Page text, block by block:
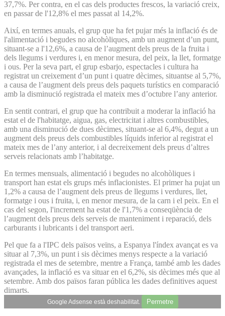
37,7%. Per contra, en el cas dels productes frescos, la variació creix,
en passar de l'12,8% el mes passat al 14,2%.
Així, en termes anuals, el grup que ha fet pujar més la inflació és de
l'alimentació i begudes no alcohòliques, amb un augment d’un punt,
situant-se a l'12,6%, a causa de l’augment dels preus de la fruita i
dels llegums i verdures i, en menor mesura, del peix, la llet, formatge
i ous. Per la seva part, el grup esbarjo, espectacles i cultura ha
registrat un creixement d’un punt i quatre dècimes, situantse al 5,7%,
a causa de l’augment dels preus dels paquets turístics en comparació
amb la disminució registrada el mateix mes d’octubre l’any anterior.
En sentit contrari, el grup que ha contribuit a moderar la inflació ha
estat el de l'habitatge, aigua, gas, electricitat i altres combustibles,
amb una disminució de dues dècimes, situant-se al 6,4%, degut a un
augment dels preus dels combustibles líquids inferior al registrat el
mateix mes de l’any anterior, i al decreixement dels preus d’altres
serveis relacionats amb l’habitatge.
En termes mensuals, alimentació i begudes no alcohòliques i
transport han estat els grups més inflacionistes. El primer ha pujat un
1,2% a causa de l’augment dels preus de llegums i verdures, llet,
formatge i ous i fruita, i, en menor mesura, de la carn i el peix. En el
cas del segon, l'increment ha estat de l'1,7% a conseqüència de
l’augment dels preus dels serveis de manteniment i reparació, dels
carburants i lubricants i del transport aeri.
Pel que fa a l'IPC dels països veïns, a Espanya l'índex avançat es va
situar al 7,3%, un punt i sis dècimes menys respecte a la variació
registrada el mes de setembre, mentre a França, també amb les dades
avançades, la inflació es va situar en el 6,2%, sis dècimes més que al
setembre. Amb dos països faran pública les dades definitives aquest
dimarts.
Google Adsense està deshabilitat. Permetre